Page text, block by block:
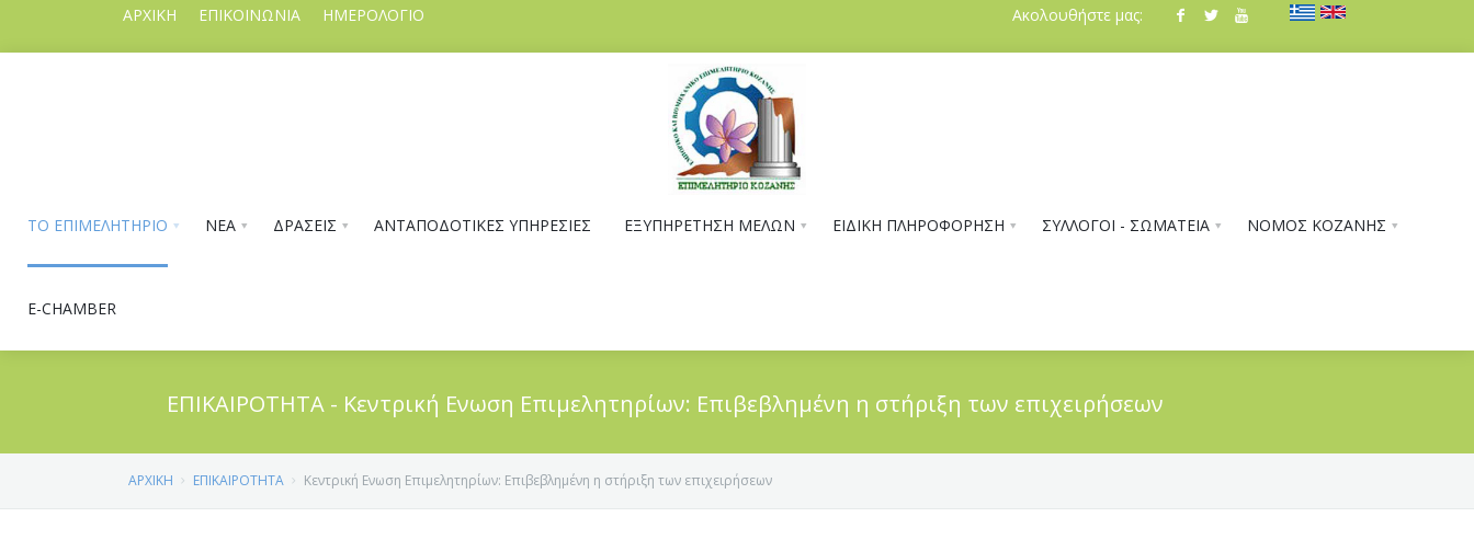
ΑΡΧΙΚΗ ΕΠΙΚΟΙΝΩΝΙΑ ΗΜΕΡΟΛΟΓΙΟ Ακολουθήστε μας:
ΤΟ ΕΠΙΜΕΛΗΤΗΡΙΟ ΝΕΑ ΔΡΑΣΕΙΣ ΑΝΤΑΠΟΔΟΤΙΚΕΣ ΥΠΗΡΕΣΙΕΣ ΕΞΥΠΗΡΕΤΗΣΗ ΜΕΛΩΝ ΕΙΔΙΚΗ ΠΛΗΡΟΦΟΡΗΣΗ ΣΥΛΛΟΓΟΙ - ΣΩΜΑΤΕΙΑ ΝΟΜΟΣ ΚΟΖΑΝΗΣ
E-CHAMBER
ΤΟ ΕΠΙΜΕΛΗΤΗΡΙΟ
ΧΑΙΡΕΤΙΣΜΟΣ ΠΡΟΕΔΡΟΥ ΕΠΙΜΕΛΗΤΗΡΙΟΥ ΚΟΖΑΝΗΣ
ΝΕΑ
ΕΠΙΚΑΙΡΟΤΗΤΑ - Κεντρική Ενωση Επιμελητηρίων: Επιβεβλημένη η στήριξη των επιχειρήσεων
ΑΡΧΙΚΗ ΕΠΙΚΑΙΡΟΤΗΤΑ Κεντρική Ενωση Επιμελητηρίων: Επιβεβλημένη η στήριξη των επιχειρήσεων